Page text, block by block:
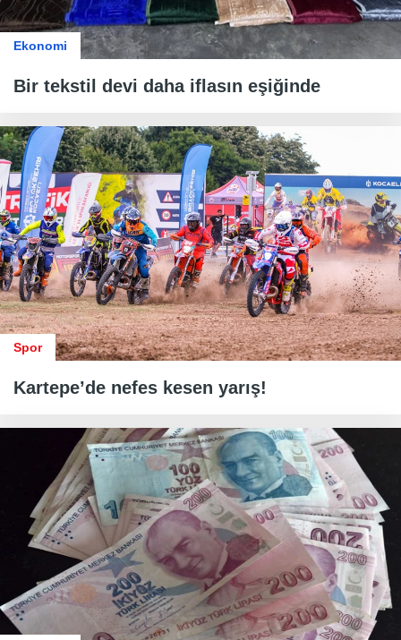
Ekonomi
Bir tekstil devi daha iflasın eşiğinde
Spor
Kartepe’de nefes kesen yarış!